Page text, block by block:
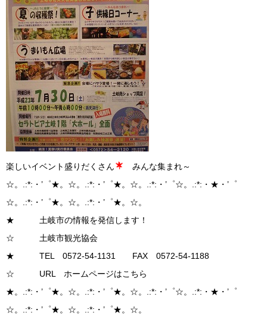
楽しいイベント盛りだくさん
みんな集まれ～
☆。.:*:・’゜★。☆。.:*:・’゜★。☆。.:*:・’゜☆。.:*:・★・’゜
☆。.:*:・’゜★。☆。.:*:・’゜★。☆。
★ 土岐市の情報を発信します！
☆ 土岐市観光協会
★ TEL 0572-54-1131 FAX 0572-54-1188
☆ URL ホームページはこちら
★。.:*:・’゜★。☆。.:*:・’゜★。☆。.:*:・’゜☆。.:*:・★・’゜
☆。.:*:・’゜★。☆。.:*:・’゜★。☆。